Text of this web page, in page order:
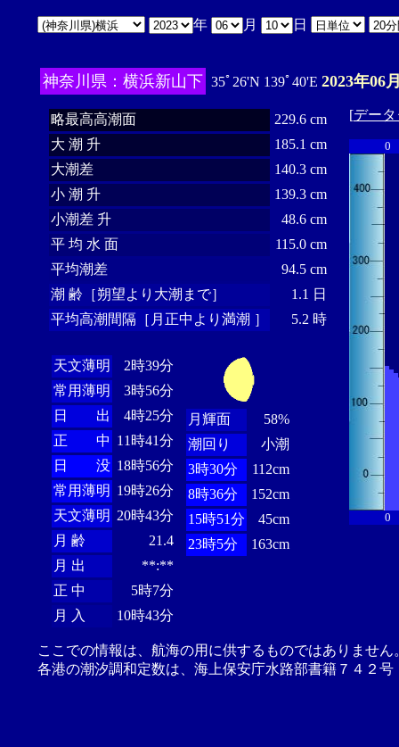
年 月 日
神奈川県：横浜新山下 35ﾟ26'N 139ﾟ40'E 2023年06
略最高高潮面
229.6 cm
大 潮 升
185.1 cm
大潮差
140.3 cm
小 潮 升
139.3 cm
小潮差 升
48.6 cm
平 均 水 面
115.0 cm
平均潮差
94.5 cm
潮 齢［朔望より大潮まで］
1.1 日
平均高潮間隔［月正中より満潮 ］
5.2 時
天文薄明
2時39分
常用薄明
3時56分
日 出
4時25分
正 中 11時41分
日 没 18時56分
常用薄明 19時26分
天文薄明 20時43分
月 齢
21.4
月 出
**:**
正 中
5時7分
月 入
10時43分
月輝面
58%
潮回り
小潮
3時30分
112cm
8時36分
152cm
15時51分
45cm
23時5分
163cm
[デー
0
0
ここでの情報は、航海の用に供するものではありませ
各港の潮汐調和定数は、海上保安庁水路部書籍７４２